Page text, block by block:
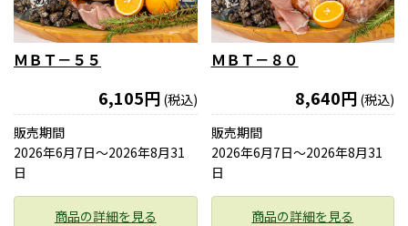
ＭＢＴ－５５
6,105円 (税込)
販売期間
2026年6月7日〜2026年8月31
日
商品の詳細を見る
ＭＢＴ－８０
8,640円 (税込)
販売期間
2026年6月7日〜2026年8月31
日
商品の詳細を見る